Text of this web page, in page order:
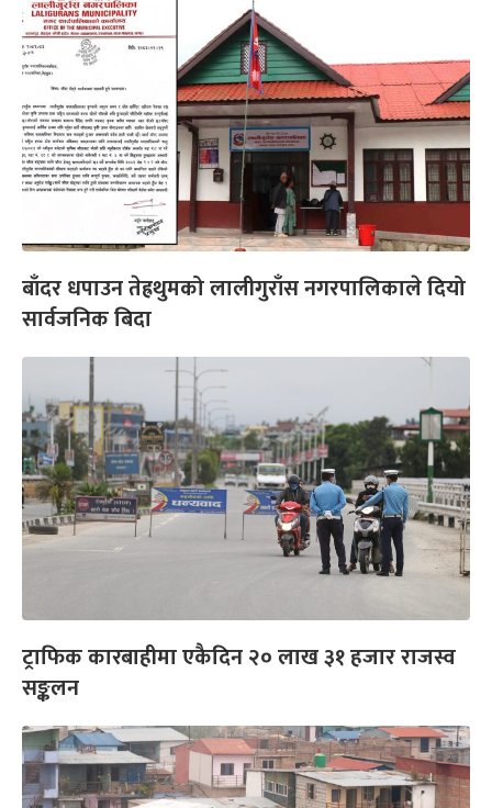
बाँदर धपाउन तेह्रथुमको लालीगुराँस नगरपालिकाले दियो
सार्वजनिक बिदा
ट्राफिक कारबाहीमा एकैदिन २० लाख ३१ हजार राजस्व
सङ्कलन